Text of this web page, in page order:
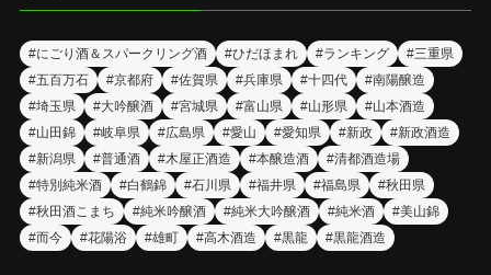
#にごり酒＆スパークリング酒 #ひだほまれ #ランキング
#三重県
#五百万石
#京都府 #佐賀県 #兵庫県 #十四代
#南陽醸造
#埼玉県
#大吟醸酒 #宮城県 #富山県 #山形県
#山本酒造
#山田錦
#岐阜県 #広島県 #愛山 #愛知県 #新政
#新政酒造
#新潟県
#普通酒 #木屋正酒造 #本醸造酒
#清都酒造場
#特別純米酒
#白鶴錦 #石川県 #福井県 #福島県
#秋田県
#秋田酒こまち
#純米吟醸酒 #純米大吟醸酒 #純米酒
#美山錦
#而今
#花陽浴 #雄町 #高木酒造 #黒龍 #黒龍酒造